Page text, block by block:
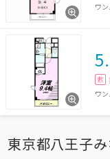
ワ
敷
ワ
東京都八王子